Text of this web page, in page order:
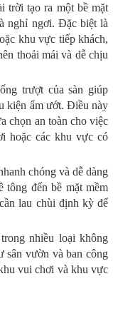
trời tạo ra một bề mặt
nghỉ ngơi. Đặc biệt là
khu vực tiếp khách,
thoải mái và dễ chịu
trượt của sàn giúp
kiện ẩm ướt. Điều này
chọn an toàn cho việc
hoặc các khu vực có
chóng và dễ dàng
tông đến bề mặt mềm
lau chùi định kỳ để
nhiều loại không
sân vườn và ban công
vui chơi và khu vực